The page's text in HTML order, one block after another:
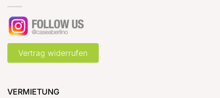
Vertrag widerrufen
VERMIETUNG